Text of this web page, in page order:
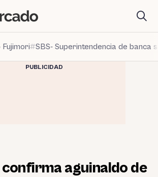
Fujimori SBS- Superintendencia de banca
PUBLICIDAD
aguinaldo de